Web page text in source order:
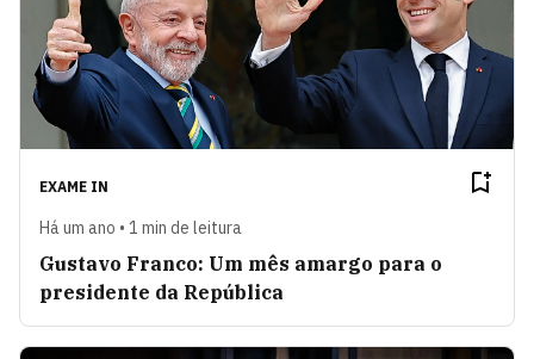
EXAME IN
Há um ano • 1 min de leitura
Gustavo Franco: Um mês amargo para o
presidente da República